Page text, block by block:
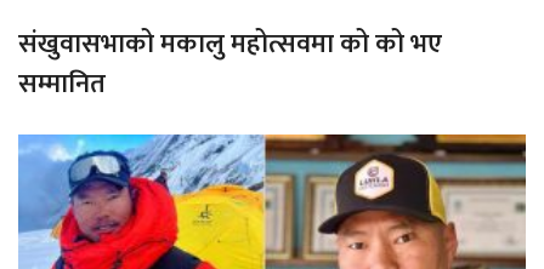
संखुवासभाको मकालु महोत्सवमा को को भए
सम्मानित